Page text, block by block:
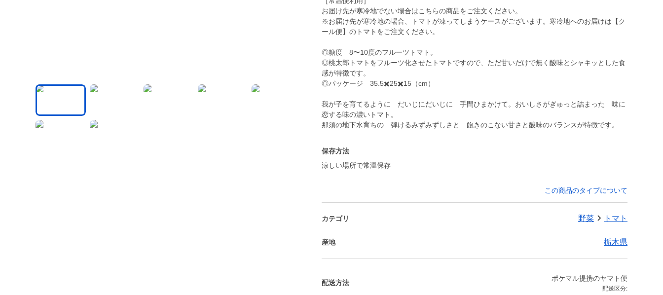
お届け先が寒冷地でない場合はこちらの商品をご注文ください。
※お届け先が寒冷地の場合、トマトが凍ってしまうケースがございます。寒冷地へのお届けは【ク
ール便】のトマトをご注文ください。
◎糖度 8〜10度のフルーツトマト。
◎桃太郎トマトをフルーツ化させたトマトですので、ただ甘いだけで無く酸味とシャキッとした食
感が特徴です。
◎パッケージ 35.5✖️25✖️15（cm）
我が子を育てるように だいじにだいじに 手間ひまかけて。おいしさがぎゅっと詰まった 味に
恋する味の濃いトマト。
保存方法
涼しい場所で常温保存
この商品のタイプについて
カテゴリ 野菜 トマト
産地 栃木県
配送方法
ポケマル提携のヤマト便
配送区分: